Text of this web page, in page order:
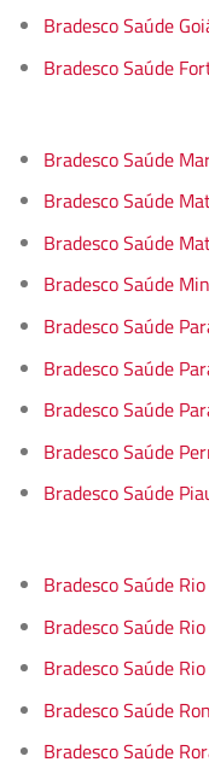
Bradesco Saúde
Bradesco Saúde
Bradesco Saúde
Bradesco Saúde
Bradesco Saúde
Bradesco Saúde
Bradesco Saúde
Bradesco Saúde
Bradesco Saúde
Bradesco Saúde
Bradesco Saúde
Bradesco Saúde
Bradesco Saúde
Bradesco Saúde
Bradesco Saúde
Bradesco Saúde